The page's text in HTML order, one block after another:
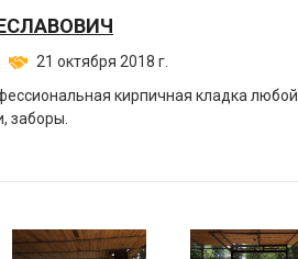
21 октября 2018 г.
кирпичная кладка любой
заборы.